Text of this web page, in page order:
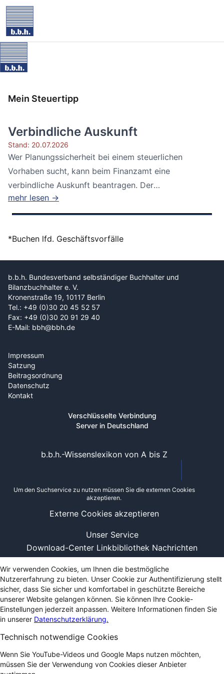
Mein Steuertipp
Verbindliche Auskunft
Stand: 20.07.2026
Wer Planungssicherheit bei einem steuerlichen
Vorhaben sucht, kann beim Finanzamt eine
verbindliche Auskunft beantragen. Der
Bundesfinanzhof...
mehr lesen →
*Buchen lfd. Geschäftsvorfälle
b.b.h. Bundesverband selbständiger Buchhalter und
Bilanzbuchhalter e. V.
Kronenstraße 19, 10117 Berlin
Tel.: +49 (0)30 20 45 52 57
Fax: +49 (0)30 20 91 29 40
E-Mail: bbh@bbh.de
Impressum
Satzung
Beitragsordnung
Datenschutz
Kontakt
Verschlüsselte Verbindung
Server in Deutschland
Unser Service
Download-Center Linkbibliothek Nachrichten
b.b.h.-Wissenslexikon von A bis Z
Um den Suchservice zu nutzen müssen Sie die externen Cookies
akzeptieren.
Externe Cookies akzeptieren
Wir verwenden Cookies, um Ihnen die bestmögliche
Nutzererfahrung zu bieten. Unser Cookie zur Authentifizierung stellt
sicher, dass Sie sicher und komfortabel in geschützte Bereiche
unserer Website gelangen können. Sie können Ihre Cookie-
Einstellungen jederzeit anpassen. Weitere Informationen finden Sie
in unserer Datenschutzerklärung.
Technisch notwendige Cookies
Wenn Sie YouTube-Videos und Google Maps nutzen möchten,
müssen Sie der Verwendung von Cookies dieser Anbieter